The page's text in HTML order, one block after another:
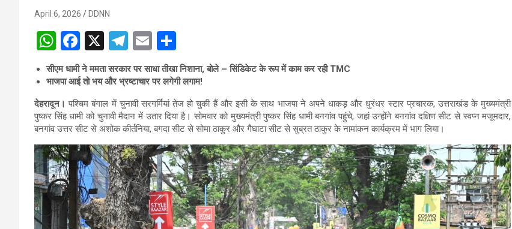
April 6, 2026 DDNN
W
at
s
A
p
p
F
a
ce
b
o
o
k
X
T
e
gr
a
m
E
m
ail
h
ar
e
सीएम धामी ने ममता सरकार पर साधा तीखा निशाना, बोले – सिंडिकेट के रूप में काम कर रही TMC
भाजपा आई तो भय और भ्रष्टाचार पर लगेगी लगाम!
देहरादून।पश्चिम बंगाल में चुनावी सरगर्मियां तेज हो चुकी हैं और इसी के साथ भाजपा ने अपने धाकड़ और धुरंधर स्टार प्रचारक, उत्तराखंड के मुख्यमंत्री
पुष्कर सिंह धामी को चुनावी मैदान में उतार दिया है। सोमवार को मुख्यमंत्री पुष्कर सिंह धामी बनगांव पहुंचे, जहां उन्होंने बनगांव दक्षिण सीट से स्वप्न मजूमदार,
बनगांव उत्तर सीट से अशोक कीर्तनिया, बगदा सीट से सोमा ठाकुर और गैघाटा सीट से सुब्रत ठाकुर के नामांकन कार्यक्रम में भाग लिया।